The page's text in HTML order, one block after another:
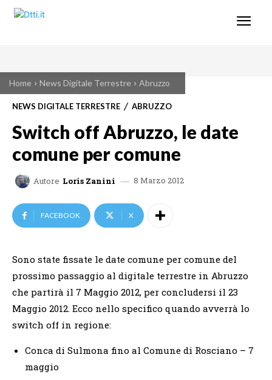
Home News Digitale Terrestre Abruzzo
NEWS DIGITALE TERRESTRE ABRUZZO
Switch off Abruzzo, le date
comune per comune
Autore Loris Zanini 8 Marzo 2012
FACEBOOK X
Sono state fissate le date comune per comune del
prossimo passaggio al digitale terrestre in Abruzzo
che partirà il 7 Maggio 2012, per concludersi il 23
Maggio 2012. Ecco nello specifico quando avverrà lo
switch off in regione:
Conca di Sulmona fino al Comune di Rosciano – 7
maggio